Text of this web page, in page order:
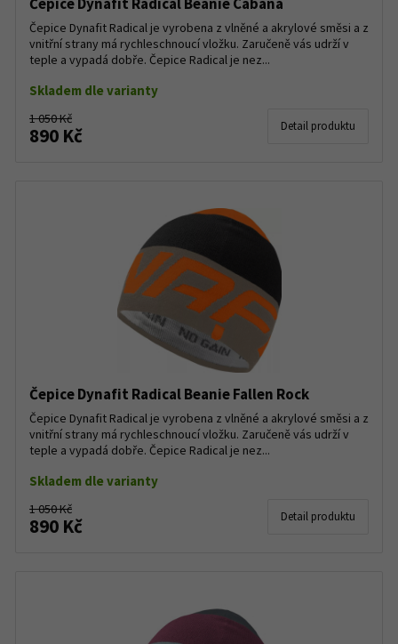
Čepice Dynafit Radical je vyrobena z vlněné a akrylové směsi a z
vnitřní strany má rychleschnoucí vložku. Zaručeně vás udrží v
teple a vypadá dobře. Čepice Radical je nez...
Skladem dle varianty
1 050 Kč
890 Kč Detail produktu
Čepice Dynafit Radical Beanie Fallen Rock
Čepice Dynafit Radical je vyrobena z vlněné a akrylové směsi a z
vnitřní strany má rychleschnoucí vložku. Zaručeně vás udrží v
teple a vypadá dobře. Čepice Radical je nez...
Skladem dle varianty
1 050 Kč
890 Kč Detail produktu